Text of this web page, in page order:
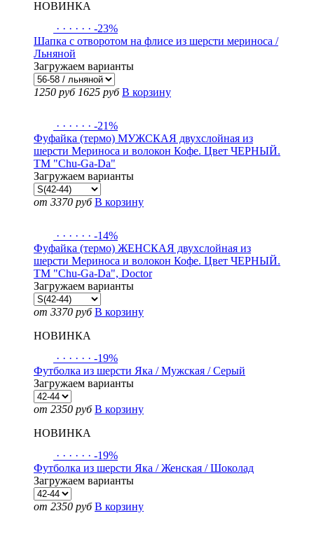
НОВИНКА
· · · · · · -23%
Шапка с отворотом на флисе из шерсти мериноса /
Льняной
Загружаем варианты
1250 руб 1625 руб В корзину
· · · · · · -21%
Фуфайка (термо) МУЖСКАЯ двухслойная из
шерсти Мериноса и волокон Кофе. Цвет ЧЕРНЫЙ.
ТМ "Chu-Ga-Da"
Загружаем варианты
от 3370 руб В корзину
· · · · · · -14%
Фуфайка (термо) ЖЕНСКАЯ двухслойная из
шерсти Мериноса и волокон Кофе. Цвет ЧЕРНЫЙ.
ТМ "Chu-Ga-Da", Doctor
Загружаем варианты
от 3370 руб В корзину
НОВИНКА
· · · · · · -19%
Футболка из шерсти Яка / Мужская / Серый
Загружаем варианты
от 2350 руб В корзину
НОВИНКА
· · · · · · -19%
Футболка из шерсти Яка / Женская / Шоколад
Загружаем варианты
от 2350 руб В корзину